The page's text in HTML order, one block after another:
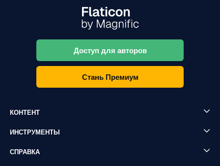
Доступ для авторов
Стань Премиум
КОНТЕНТ
ИНСТРУМЕНТЫ
СПРАВКА